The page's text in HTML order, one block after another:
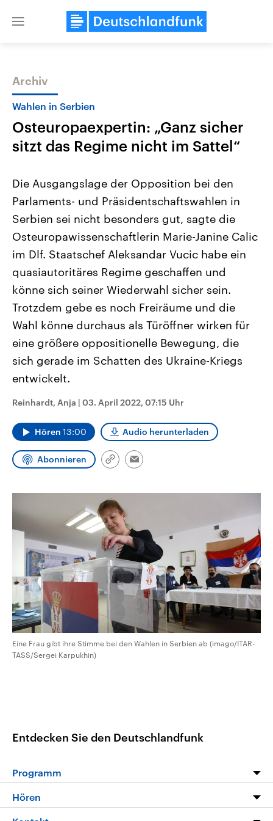
Close
Themen
Landtagswahl Sachsen-Anhalt
2026
Alle Informationen
Sachsen-Anhalt wählt am 6.
September 2026 einen neuen
Landtag. Seit 2021 wird das
Bundesland von einer Koalition aus
CDU, SPD und FDP regiert.-
Umfragen, Prognosen,
Wahlprogramme, aktuelle Berichte
und Hintergründe zu den Parteien
und Kandidaten der anstehenden
Wahl.
Aktuelle Beiträge,
Hintergründe
Wirtschaftlich und
gehören die Vereinigten
den mächtigsten Ländern
mit großem Einfluss auf
Sendungen Programm Podcasts
Audio-Archiv
Archiv
Wahlen in Serbien
Osteuropaexpertin: „Ganz sicher
sitzt das Regime nicht im Sattel“
Die Ausgangslage der Opposition bei den
Parlaments- und Präsidentschaftswahlen in
Serbien sei nicht besonders gut, sagte die
Osteuropawissenschaftlerin Marie-Janine Calic
im Dlf. Staatschef Aleksandar Vucic habe ein
quasiautoritäres Regime geschaffen und
könne sich seiner Wiederwahl sicher sein.
Trotzdem gebe es noch Freiräume und die
Wahl könne durchaus als Türöffner wirken für
eine größere oppositionelle Bewegung, die
sich gerade im Schatten des Ukraine-Kriegs
entwickelt.
Reinhardt, Anja | 03. April 2022, 07:15 Uhr
Hören 13:00 Audio herunterladen
Abonnieren
Link
Email
Eine Frau gibt ihre Stimme bei den Wahlen in Serbien ab (imago/ITAR-
TASS/Sergei Karpukhin)
Entdecken Sie den Deutschlandfunk
Programm
Programm
Hören
Livestream